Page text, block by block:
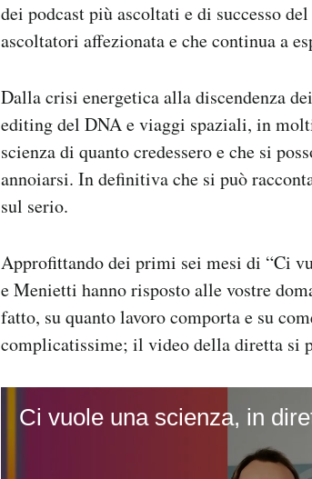
dei podcast più ascoltati e di successo
ascoltatori affezionata e che continua a
Dalla crisi energetica alla discendenza
editing del DNA e viaggi spaziali, in
scienza di quanto credessero e che si
annoiarsi. In definitiva che si può
sul serio.
Approfittando dei primi sei mesi di “Ci
e Menietti hanno risposto alle vostre
fatto, su quanto lavoro comporta e su
complicatissime; il video della diretta si